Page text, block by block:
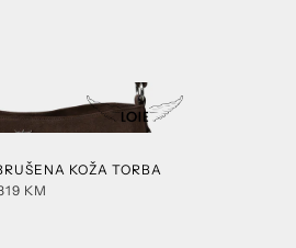
KOŽA TORBA
KM